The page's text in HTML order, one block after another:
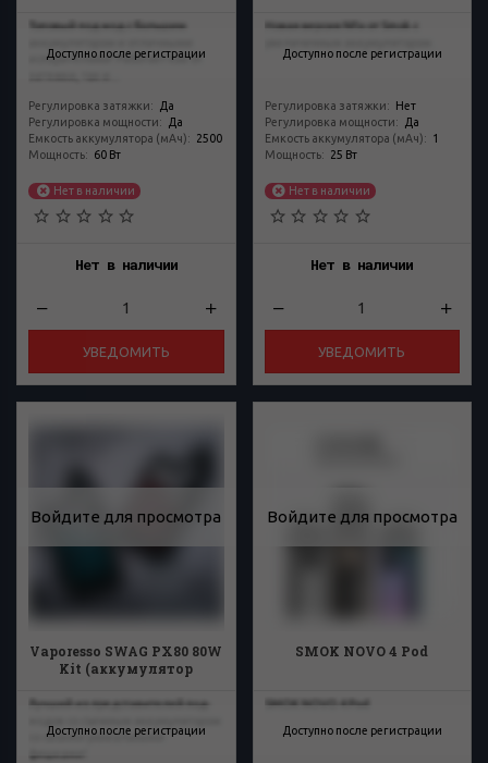
Доступно после регистрации
Топовый под мод с большим
испарителями! Работает как от
Регулировка затяжки:
Да
Регулировка мощности:
Да
Емкость аккумулятора (мАч): 2500
Мощность: 60 Вт
Нет в наличии
Нет в наличии
УВЕДОМИТЬ
Доступно после регистрации
Новая версия Nfix от Smok с
Регулировка затяжки: Нет
Регулировка мощности:
Да
Емкость аккумулятора (мАч): 1
Мощность: 25 Вт
Нет в наличии
Нет в наличии
УВЕДОМИТЬ
Войдите для просмотра
Vaporesso SWAG PX80 80W
Kit (аккумулятор
Доступно после регистрации
Лучший из представителей под-
со своими уникальными
Войдите для просмотра
SMOK NOVO 4 Pod
Доступно после регистрации
SMOK NOVO 4 Pod